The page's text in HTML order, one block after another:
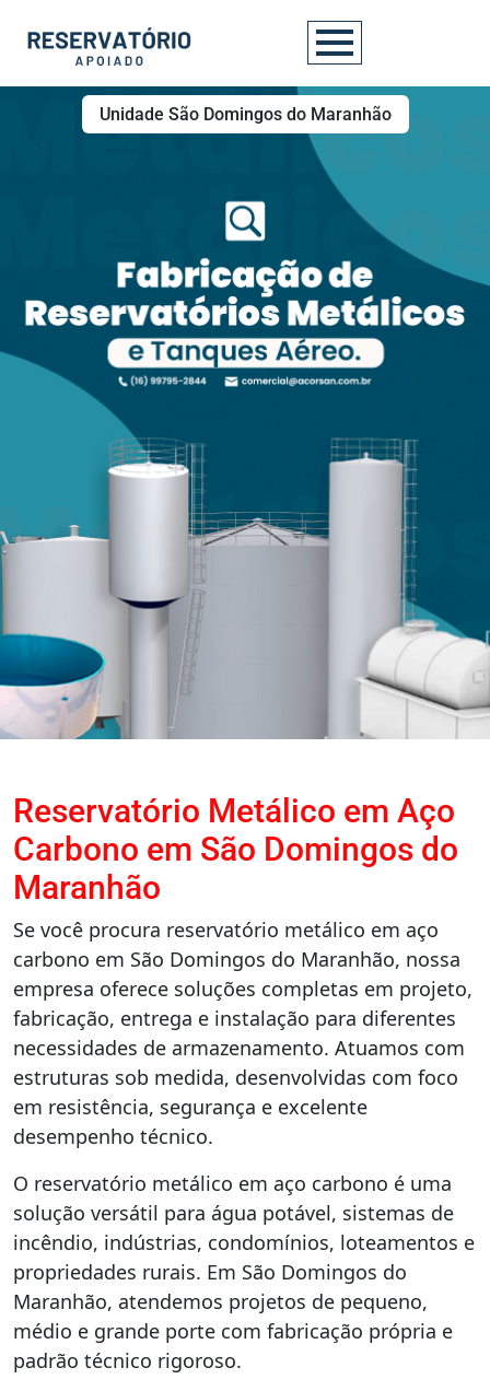
Unidade São Domingos do Maranhão
Reservatório Metálico em Aço
Carbono em São Domingos do
Maranhão
Se você procura reservatório metálico em aço
carbono em São Domingos do Maranhão, nossa
empresa oferece soluções completas em projeto,
fabricação, entrega e instalação para diferentes
necessidades de armazenamento. Atuamos com
estruturas sob medida, desenvolvidas com foco
em resistência, segurança e excelente
desempenho técnico.
O reservatório metálico em aço carbono é uma
solução versátil para água potável, sistemas de
incêndio, indústrias, condomínios, loteamentos e
propriedades rurais. Em São Domingos do
Maranhão, atendemos projetos de pequeno,
médio e grande porte com fabricação própria e
padrão técnico rigoroso.